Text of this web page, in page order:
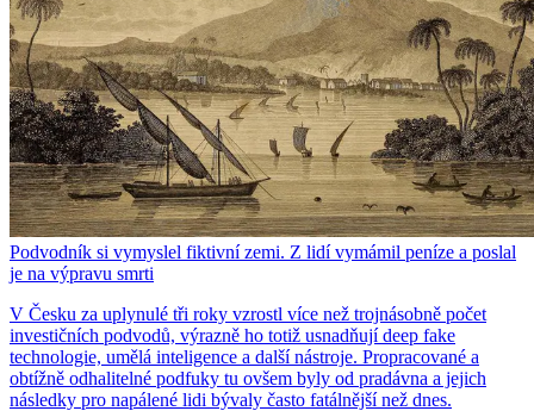
Podvodník si vymyslel fiktivní zemi. Z lidí vymámil peníze a poslal
je na výpravu smrti
V Česku za uplynulé tři roky vzrostl více než trojnásobně počet
investičních podvodů, výrazně ho totiž usnadňují deep fake
technologie, umělá inteligence a další nástroje. Propracované a
obtížně odhalitelné podfuky tu ovšem byly od pradávna a jejich
následky pro napálené lidi bývaly často fatálnější než dnes.